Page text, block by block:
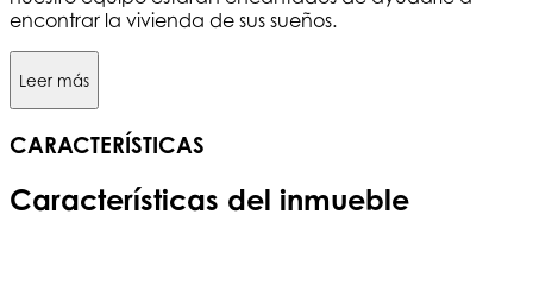
encontrar la vivienda de sus sueños.
Leer más
CARACTERÍSTICAS
Características del inmueble